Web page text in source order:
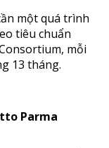
một quá trình
tiêu chuẩn
mỗi
13 tháng.
Parma